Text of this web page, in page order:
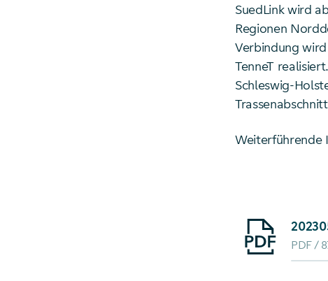
SuedLink wird
Regionen
Verbindung
TenneT
Schleswig-
Weiterführende
Starte
PDF